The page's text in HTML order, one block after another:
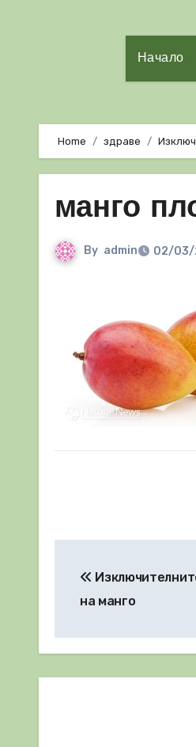
Начало
Home здраве
манго
By admin 02/03/
на манго